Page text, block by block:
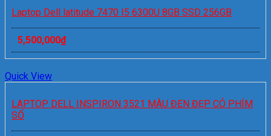
Laptop Dell latitude 7470 I5 6300U 8GB SSD 256GB
5,500,000₫
Quick View
LAPTOP DELL INSPIRON 3521 MÀU ĐEN ĐẸP CÓ PHÍM
SỐ